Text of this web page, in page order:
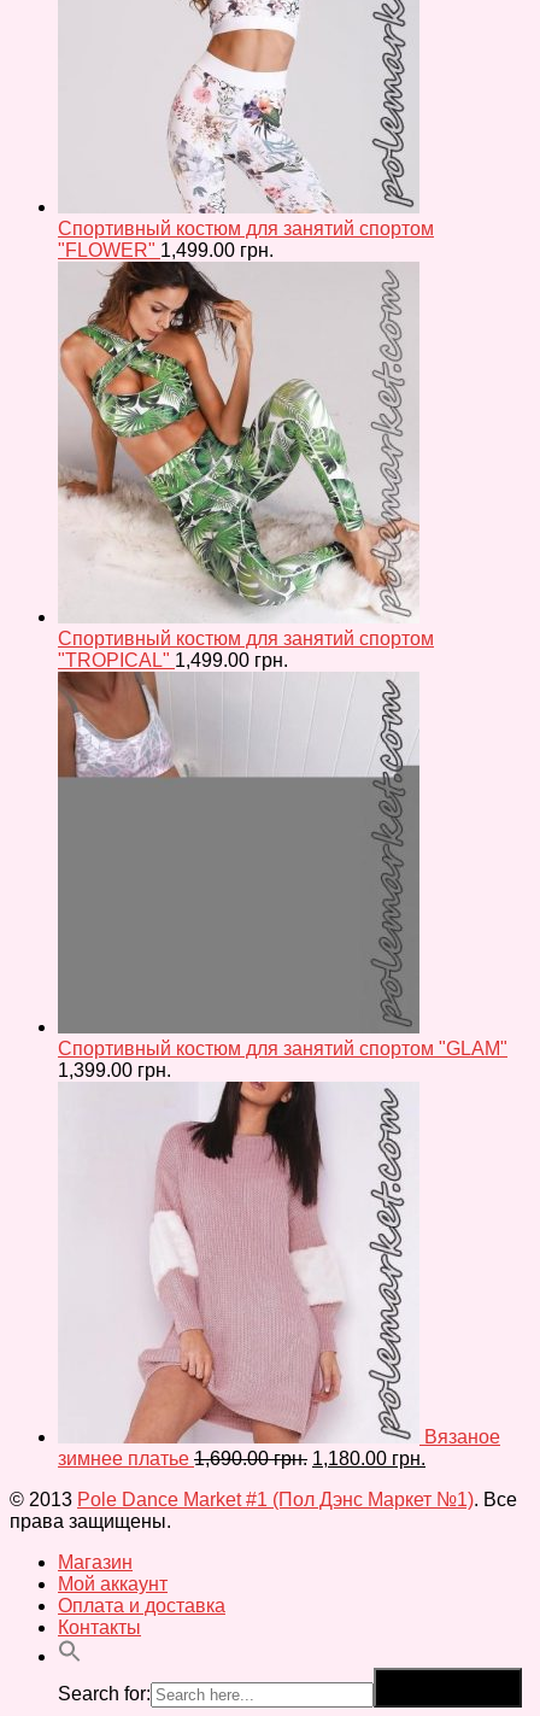
Спортивный костюм для занятий спортом
"FLOWER" 1,499.00 грн.
Спортивный костюм для занятий спортом
"TROPICAL" 1,499.00 грн.
Спортивный костюм для занятий спортом "GLAM"
1,399.00 грн.
Вязаное
зимнее платье 1,690.00грн. 1,180.00 грн.
© 2013 Pole Dance Market #1 (Пол Дэнс Маркет №1). Все
права защищены.
Магазин
Мой аккаунт
Оплата и доставка
Контакты
Search for: